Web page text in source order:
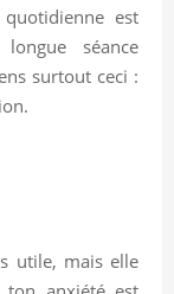
est
séance
surtout ceci :
utile, mais elle